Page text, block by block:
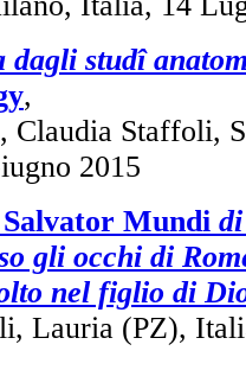
dagli studî
,
Claudia Staffoli,
2015
Salvator Mundi
gli occhi di
nel figlio di
Lauria (PZ),